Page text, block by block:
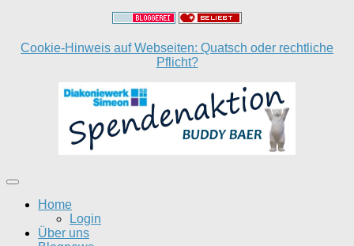
Cookie-Hinweis auf Webseiten: Quatsch oder rechtliche
Pflicht?
Home
Login
Über uns